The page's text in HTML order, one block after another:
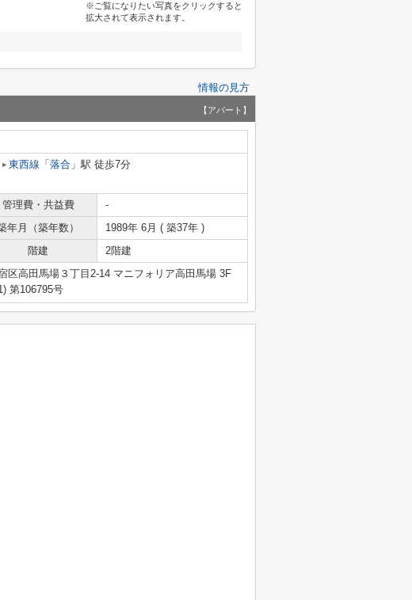
※ご覧になりたい写真をクリックすると
拡大されて表示されます。
情報の見方
【アパート】
東西線 「 落合 」駅 徒歩7分
管理費・共益費
-
年月（築年数）
1989年 6月 ( 築37年 )
階建 2階建
区高田馬場３丁目2-14 マニフォリア高田馬場 3F
第106795号